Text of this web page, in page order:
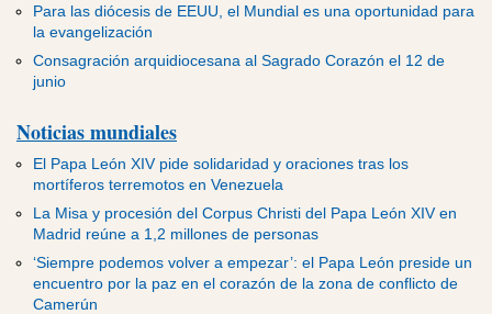
Para las diócesis de EEUU, el Mundial es una oportunidad para
la evangelización
Consagración arquidiocesana al Sagrado Corazón el 12 de
junio
Noticias mundiales
El Papa León XIV pide solidaridad y oraciones tras los
mortíferos terremotos en Venezuela
La Misa y procesión del Corpus Christi del Papa León XIV en
Madrid reúne a 1,2 millones de personas
‘Siempre podemos volver a empezar’: el Papa León preside un
encuentro por la paz en el corazón de la zona de conflicto de
Camerún